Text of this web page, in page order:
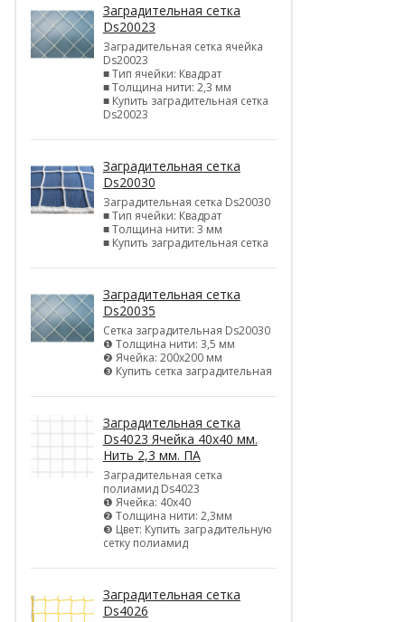
Заградительная сетка
Ds20023
Заградительная сетка ячейка
Ds20023
■ Тип ячейки: Квадрат
■ Толщина нити: 2,3 мм
■ Купить заградительная сетка
Ds20023
Заградительная сетка
Ds20030
Заградительная сетка Ds20030
■ Тип ячейки: Квадрат
■ Толщина нити: 3 мм
■ Купить заградительная сетка
Заградительная сетка
Ds20035
Сетка заградительная Ds20030
❶ Толщина нити: 3,5 мм
❷ Ячейка: 200х200 мм
❸ Купить сетка заградительная
Заградительная сетка
Ds4023 Ячейка 40х40 мм.
Нить 2,3 мм. ПА
Заградительная сетка
полиамид Ds4023
❶ Ячейка: 40х40
❷ Толщина нити: 2,3мм
❸ Цвет: Купить заградительную
сетку полиамид
Заградительная сетка
Ds4026